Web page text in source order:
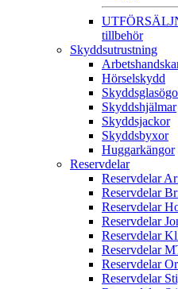
tillbehör
Skyddsutrustning
Hörselskydd
Skyddshjälmar
Skyddsjackor
Skyddsbyxor
Huggarkängor
Reservdelar
Reservdelar
Reservdelar
Reservdelar
Reservdelar
Reservdelar
Reservdelar
Reservdelar
Reservdelar